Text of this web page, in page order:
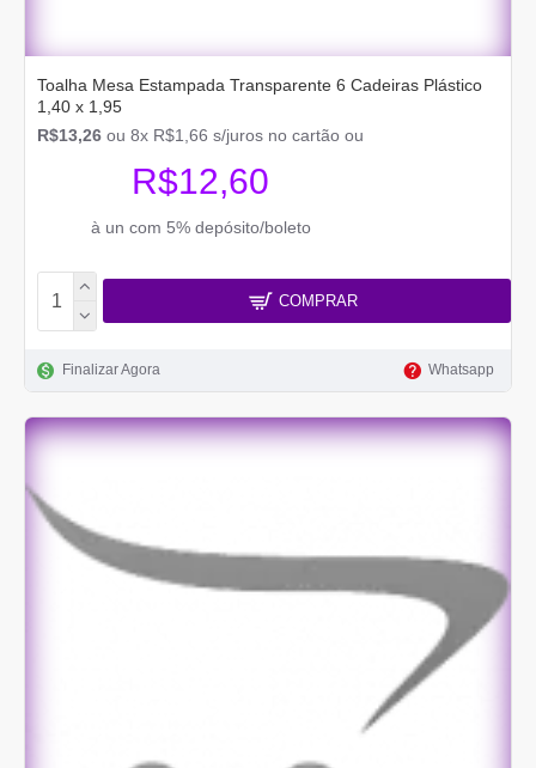
Toalha Mesa Estampada Transparente 6 Cadeiras Plástico
1,40 x 1,95
R$13,26 ou 8x R$1,66 s/juros no cartão ou
R$12,60
à un com 5% depósito/boleto
COMPRAR
Finalizar Agora Whatsapp